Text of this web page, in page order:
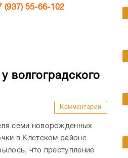
(937) 55-66-102
волгоградского
Комментарии
семи новорожденных
в Клетском районе
что преступление